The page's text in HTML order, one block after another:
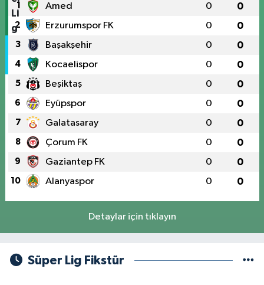
1 Amed 0 0
2 Erzurumspor FK 0 0
3 Başakşehir 0 0
4 Kocaelispor 0 0
5 Beşiktaş 0 0
6 Eyüpspor 0 0
7 Galatasaray 0 0
8 Çorum FK 0 0
9 Gaziantep FK 0 0
10 Alanyaspor 0 0
Detaylar için tıklayın
Süper Lig Fikstür